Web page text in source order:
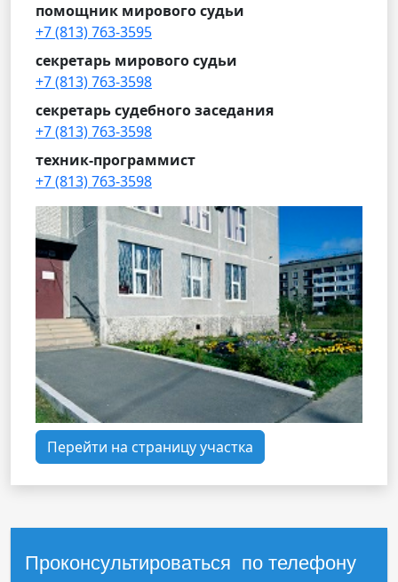
помощник мирового судьи
+7 (813) 763-3595
секретарь мирового судьи
+7 (813) 763-3598
секретарь судебного заседания
+7 (813) 763-3598
техник-программист
+7 (813) 763-3598
Перейти на страницу участка